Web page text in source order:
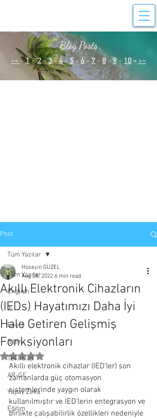
Blog Posts
<< -1 - 2-3 -4 -5-6-7- 8- 9- 10 - >>
Post
Tüm Yazılar
English
IE
Enerji
Bilim
Teknoloji
AR-GE
Yapay Zeka
Eğitim
Tüm Yazılar
Akıllı Elektronik Cihazların
(IEDs) Hayatımızı Daha İyi
Hale Getiren Gelişmiş
Fonksiyonları
Hüseyin GÜZEL
Aug 28, 2022 6 min read
Rated NaN out of 5 stars.
Akıllı elektronik cihazlar (IED'ler) son
zamanlarda güç otomasyon
sistemlerinde yaygın olarak
kullanılmıştır ve IED'lerin entegrasyon ve
birlikte çalışabilirlik özellikleri nedeniyle